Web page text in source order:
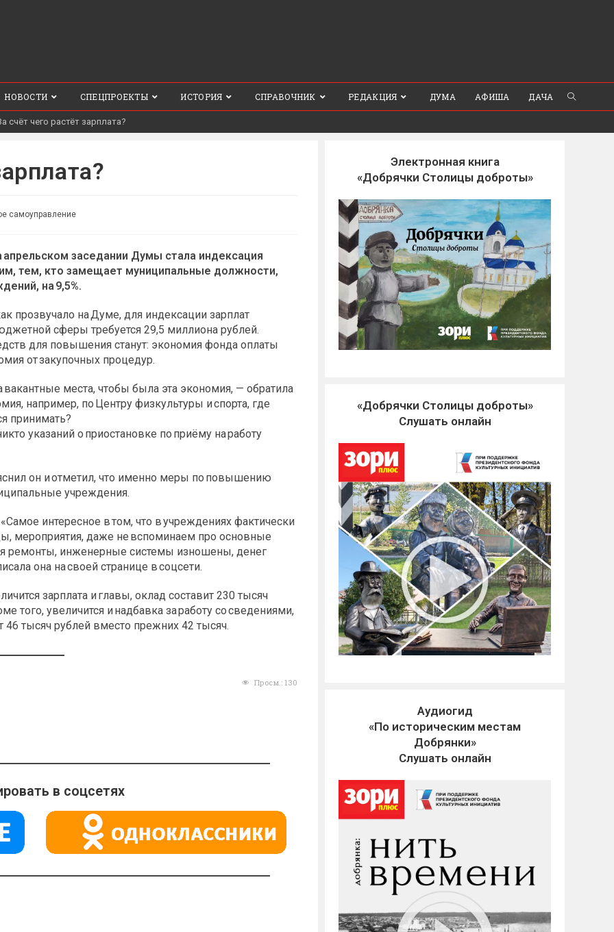
НОВОСТИ СПЕЦПРОЕКТЫ ИСТОРИЯ СПРАВОЧНИК РЕДАКЦИЯ ДУМА АФИША ДАЧА
счёт чего растёт зарплата?
самоуправление
заседании Думы стала индексация
тем, кто замещает муниципальные должности,
на 9,5%.
прозвучало на Думе, для индексации зарплат
сферы требуется 29,5 миллиона рублей.
для повышения станут: экономия фонда оплаты
от закупочных процедур.
места, чтобы была эта экономия, — обратила
например, по Центру физкультуры и спорта, где
принимать?
указаний о приостановке по приёму на работу
он и отметил, что именно меры по повышению
учреждения.
интересное в том, что в учреждениях фактически
мероприятия, даже не вспоминаем про основные
ремонты, инженерные системы изношены, денег
она на своей странице в соцсети.
зарплата и главы, оклад составит 230 тысяч
того, увеличится и надбавка за работу со сведениями,
46 тысяч рублей вместо прежних 42 тысяч.
Просм.: 130
в соцсетях
Электронная книга
«Добрячки Столицы доброты»
«Добрячки Столицы доброты»
Слушать онлайн
Аудиогид
«По историческим местам
Добрянки»
Слушать онлайн